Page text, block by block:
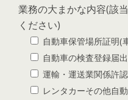
業務の大まかな内容(該
ください)
自動車保管場所証明(
自動車の検査登録届
運輸・運送業関係許
レンタカーその他自